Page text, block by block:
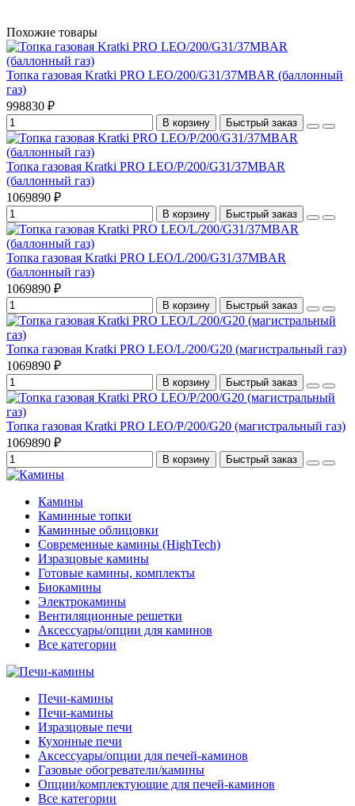
Похожие товары
Топка газовая Kratki PRO LEO/200/G31/37MBAR (баллонный
газ)
998830 ₽
В корзину Быстрый заказ
Топка газовая Kratki PRO LEO/P/200/G31/37MBAR
(баллонный газ)
1069890 ₽
В корзину Быстрый заказ
Топка газовая Kratki PRO LEO/L/200/G31/37MBAR
(баллонный газ)
1069890 ₽
В корзину Быстрый заказ
Топка газовая Kratki PRO LEO/L/200/G20 (магистральный газ)
1069890 ₽
В корзину Быстрый заказ
Топка газовая Kratki PRO LEO/P/200/G20 (магистральный газ)
1069890 ₽
В корзину Быстрый заказ
Камины
Каминные топки
Каминные облицовки
Современные камины (HighTech)
Изразцовые камины
Готовые камины, комплекты
Биокамины
Электрокамины
Вентиляционные решетки
Аксессуары/опции для каминов
Все категории
Печи-камины
Печи-камины
Изразцовые печи
Кухонные печи
Аксессуары/опции для печей-каминов
Газовые обогреватели/камины
Опции/комплектующие для печей-каминов
Все категории